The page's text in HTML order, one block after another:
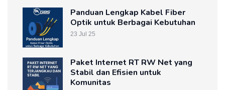
Panduan Lengkap Kabel Fiber
Optik untuk Berbagai Kebutuhan
23 Jul 25
Paket Internet RT RW Net yang
Stabil dan Efisien untuk
Komunitas